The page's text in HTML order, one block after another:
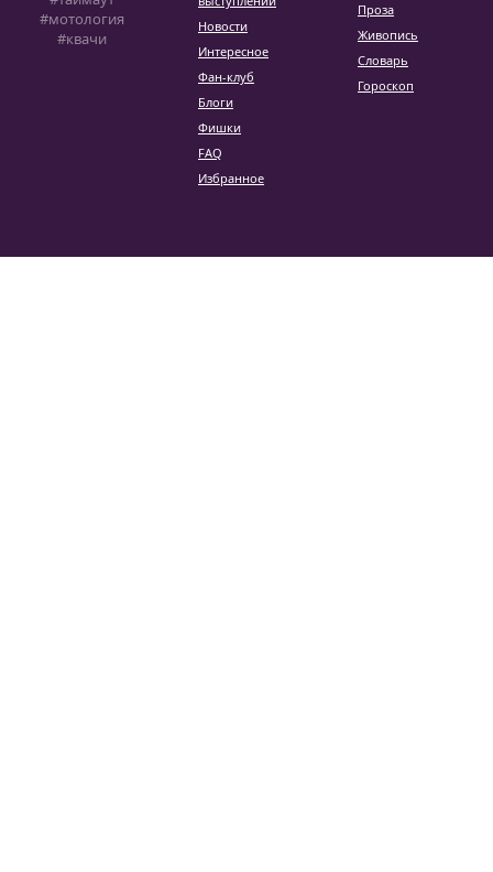
#мотология
#квачи
Новости
Интересное
Фан-клуб
Блоги
Фишки
FAQ
Избранное
Проза
Живопись
Словарь
Гороскоп